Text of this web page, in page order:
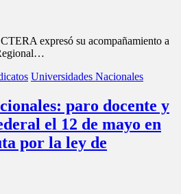
expresó su acompañamiento a
Universidades Nacionales
paro docente y
el 12 de mayo en
por la ley de